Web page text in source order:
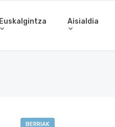
Euskalgintza Aisialdia
BERRIAK